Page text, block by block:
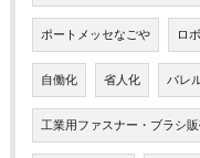
ポートメッセなごや ロ
自働化 省人化 バレ
工業用ファスナー・ブラシ